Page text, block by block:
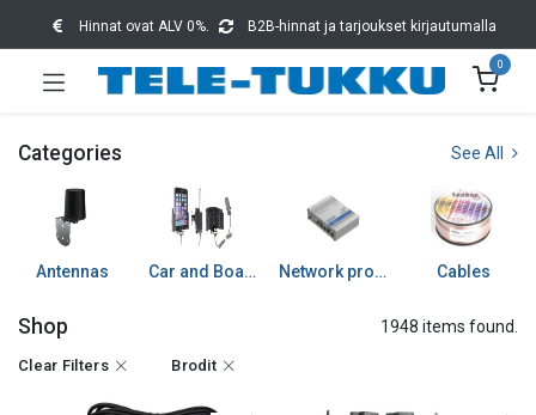
Hinnat ovat ALV 0%. B2B-hinnat ja tarjoukset kirjautumalla
0
Categories See All
Antennas Car and Boat accessories Network products Cables
Shop 1948 items found.
Clear Filters Brodit